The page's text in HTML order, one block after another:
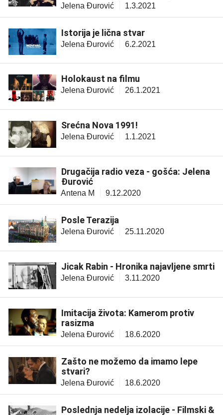
Jelena Đurović 1.3.2021
Istorija je lična stvar
Jelena Đurović 6.2.2021
Holokaust na filmu
Jelena Đurović 26.1.2021
Srećna Nova 1991!
Jelena Đurović 1.1.2021
Drugačija radio veza - gošća: Jelena
Đurović
Antena M 9.12.2020
Posle Terazija
Jelena Đurović 25.11.2020
Jicak Rabin - Hronika najavljene smrti
Jelena Đurović 3.11.2020
Imitacija života: Kamerom protiv
rasizma
Jelena Đurović 18.6.2020
Zašto ne možemo da imamo lepe
stvari?
Jelena Đurović 18.6.2020
Poslednja nedelja izolacije - Filmski &